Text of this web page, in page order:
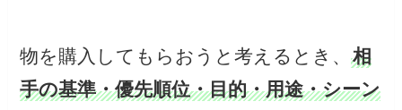
物を購入してもらおうと考えるとき、相
手の基準・優先順位・目的・用途・シーン